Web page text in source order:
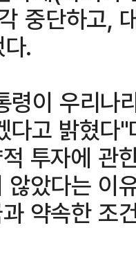
중단하고,
.
령이 우리나
고 밝혔다
투자에 관
았다는 이
약속한 조